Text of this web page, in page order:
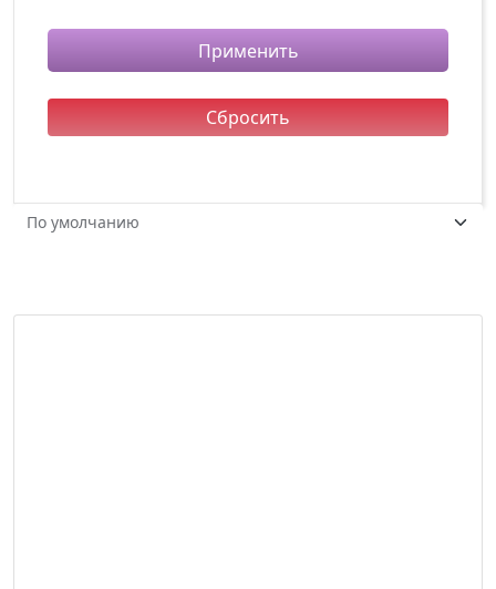
Применить
Сбросить